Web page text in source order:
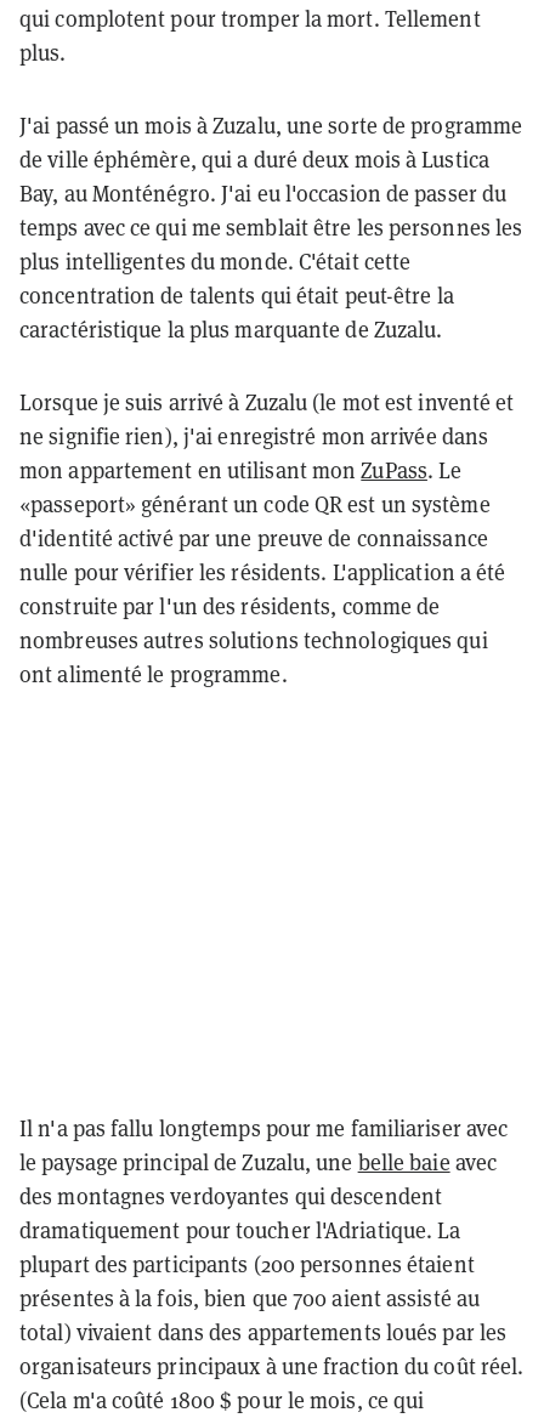
qui complotent pour tromper la mort. Tellement
plus.
J'ai passé un mois à Zuzalu, une sorte de programme
de ville éphémère, qui a duré deux mois à Lustica
Bay, au Monténégro. J'ai eu l'occasion de passer du
temps avec ce qui me semblait être les personnes les
plus intelligentes du monde. C'était cette
concentration de talents qui était peut-être la
caractéristique la plus marquante de Zuzalu.
Lorsque je suis arrivé à Zuzalu (le mot est inventé et
ne signifie rien), j'ai enregistré mon arrivée dans
mon appartement en utilisant monZuPass. Le
«passeport» générant un code QR est un système
d'identité activé par une preuve de connaissance
nulle pour vérifier les résidents. L'application a été
construite par l'un des résidents, comme de
nombreuses autres solutions technologiques qui
ont alimenté le programme.
Il n'a pas fallu longtemps pour me familiariser avec
le paysage principal de Zuzalu, une belle baie avec
des montagnes verdoyantes qui descendent
dramatiquement pour toucher l'Adriatique. La
plupart des participants (200 personnes étaient
présentes à la fois, bien que 700 aient assisté au
total) vivaient dans des appartements loués par les
organisateurs principaux à une fraction du coût réel.
(Cela m'a coûté 1800 $ pour le mois, ce qui